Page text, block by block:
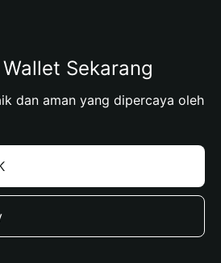
Sekarang
dan aman yang dipercaya oleh